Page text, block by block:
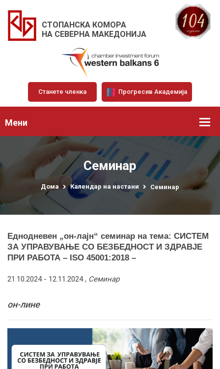
СТОПАНСКА КОМОРА
НА СЕВЕРНА МАКЕДОНИЈА
Станете членка Прогресив Академија
Мени
Семинар
Дома Календар на настани Семинар
Еднодневен „он-лајн“ семинар на тема: СИСТЕМ
ЗА УПРАВУВАЊЕ СО БЕЗБЕДНОСТ И ЗДРАВЈЕ
ПРИ РАБОТА – ISO 45001:2018 –
21.10.2024 - 12.11.2024, Семинар
он-лине